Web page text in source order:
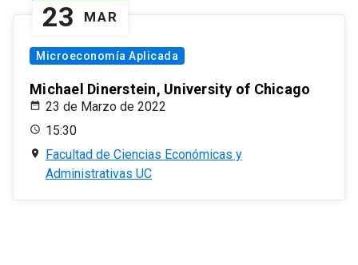
23 MAR
Microeconomía Aplicada
Michael Dinerstein, University of Chicago
23 de Marzo de 2022
15:30
Facultad de Ciencias Económicas y
Administrativas UC